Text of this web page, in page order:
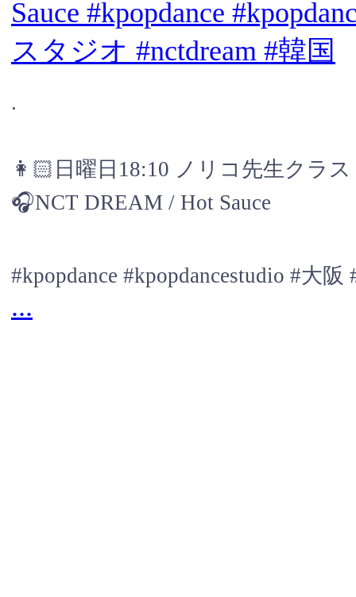
.
👩🏻日曜日18:10 ノリコ先生クラス
🎧NCT DREAM / Hot Sauce
#kpopdance #kpopdancestudio #大
...